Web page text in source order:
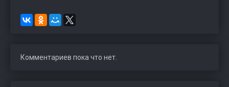
Комментариев пока что нет.